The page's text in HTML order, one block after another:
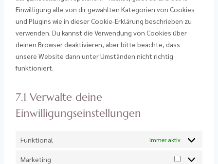
Einwilligung alle von dir gewählten Kategorien von Cookies
und Plugins wie in dieser Cookie-Erklärung beschrieben zu
verwenden. Du kannst die Verwendung von Cookies über
deinen Browser deaktivieren, aber bitte beachte, dass
unsere Website dann unter Umständen nicht richtig
funktioniert.
7.1 Verwalte deine
Einwilligungseinstellungen
Funktional Immer aktiv
Marketing